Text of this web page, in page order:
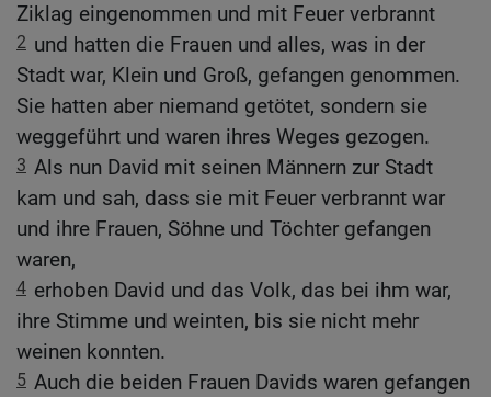
Ziklag eingenommen und mit Feuer verbrannt
2 und hatten die Frauen und alles, was in der
Stadt war, Klein und Groß, gefangen genommen.
Sie hatten aber niemand getötet, sondern sie
weggeführt und waren ihres Weges gezogen.
3 Als nun David mit seinen Männern zur Stadt
kam und sah, dass sie mit Feuer verbrannt war
und ihre Frauen, Söhne und Töchter gefangen
waren,
4 erhoben David und das Volk, das bei ihm war,
ihre Stimme und weinten, bis sie nicht mehr
weinen konnten.
5 Auch die beiden Frauen Davids waren gefangen